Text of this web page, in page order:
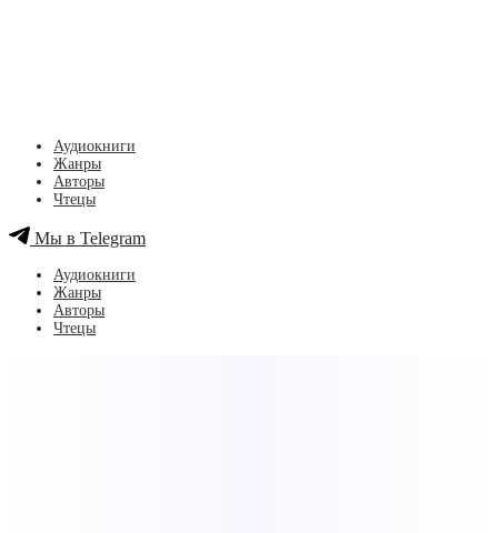
Аудиокниги
Жанры
Авторы
Чтецы
Мы в Telegram
Аудиокниги
Жанры
Авторы
Чтецы